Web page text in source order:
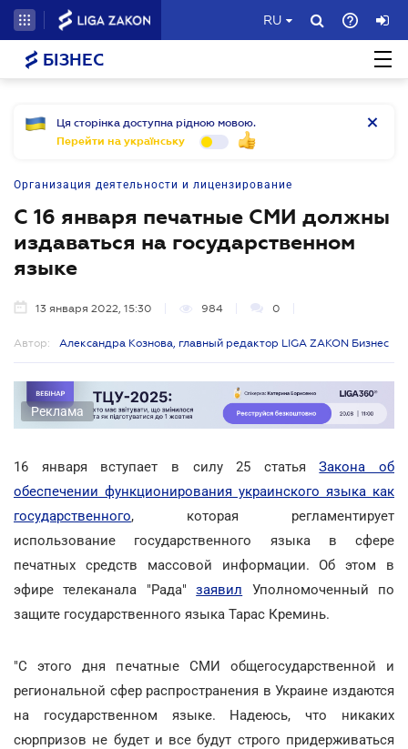
RU
БІЗНЕС
Ця сторінка доступна рідною мовою.
Перейти на українську
Организация деятельности и лицензирование
С 16 января печатные СМИ должны
издаваться на государственном
языке
13 января 2022, 15:30 984 0
Автор: Александра Кознова, главный редактор LIGA ZAKON Бизнес
Реклама
16 января вступает в силу 25 статьяЗакона об
обеспечении функционирования украинского языка как
государственного, которая регламентирует
использование государственного языка в сфере
печатных средств массовой информации. Об этом в
эфире телеканала "Рада"заявил Уполномоченный по
защите государственного языка Тарас Креминь.
"С этого дня печатные СМИ общегосударственной и
региональной сфер распространения в Украине издаются
на государственном языке. Надеюсь, что никаких
сюрпризов не будет и все будут строго придерживаться